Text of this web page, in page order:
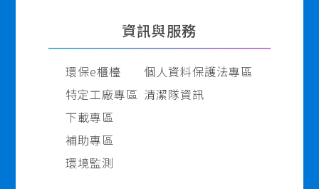
資訊與服務
環保e櫃檯
特定工廠專區
下載專區
補助專區
環境監測
個人資料保護法專區
清潔隊資訊